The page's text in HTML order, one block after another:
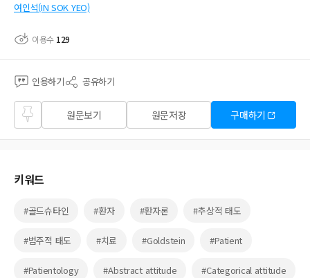
여인석(IN SOK YEO)
이용수 129
인용하기 공유하기
즐겨
찾기
원문보기 원문저장 구매하기
키워드
#골드슈타인 #환자 #환자론 #추상적 태도
#범주적 태도 #치료 #Goldstein #Patient
#Patientology #Abstract attitude #Categorical attitude